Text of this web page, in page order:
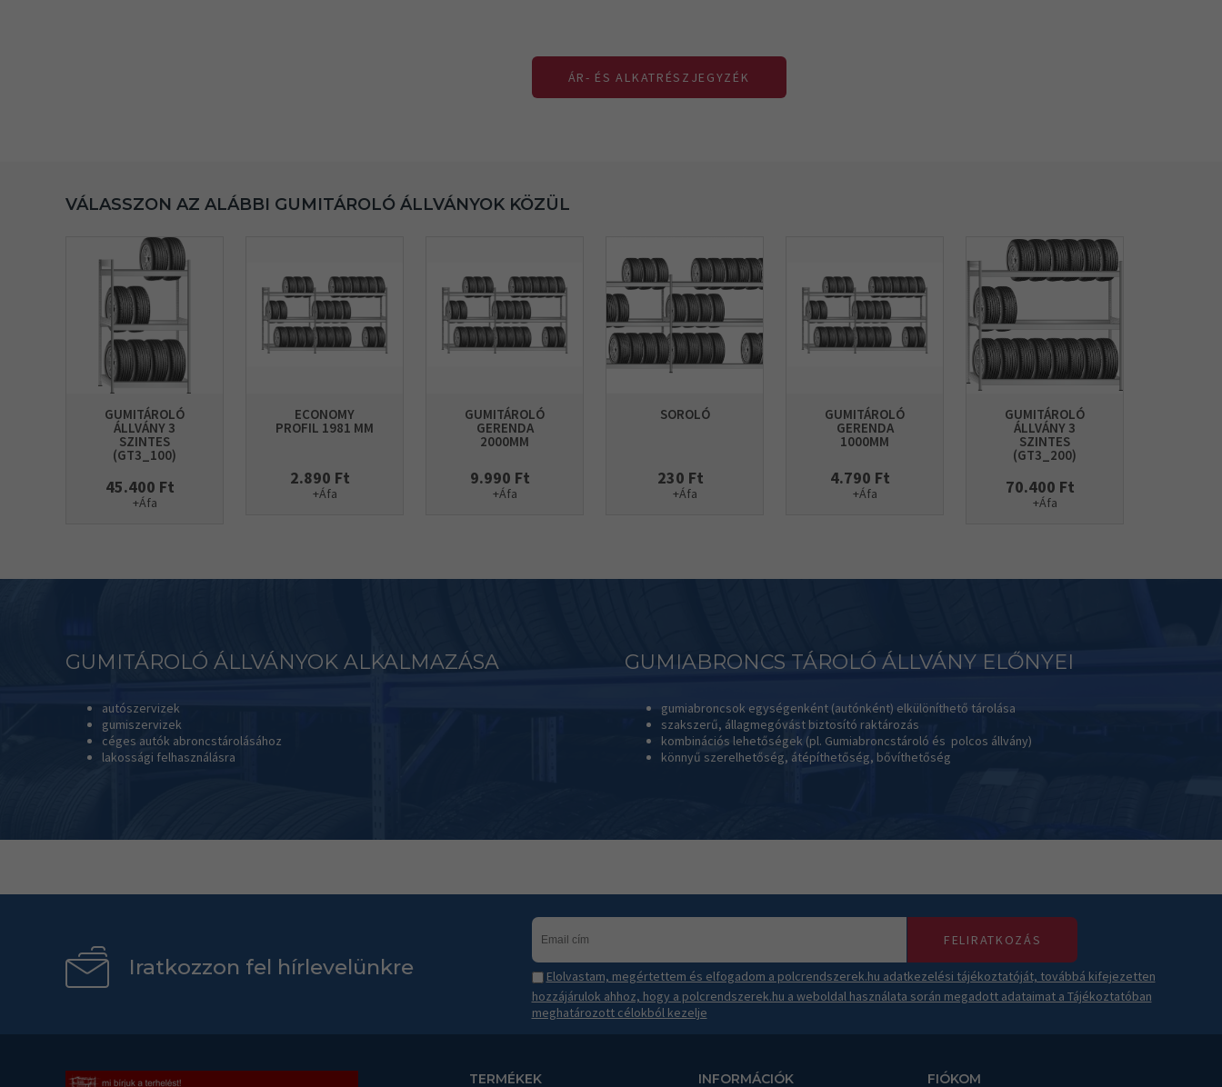
ÁR- ÉS ALKATRÉSZJEGYZÉK
VÁLASSZON AZ ALÁBBI GUMITÁROLÓ ÁLLVÁNYOK KÖZÜL
GUMITÁROLÓ
ÁLLVÁNY 3
SZINTES
(GT3_100)
45.400 Ft
+Áfa
ECONOMY
PROFIL 1981 MM
2.890 Ft
+Áfa
GUMITÁROLÓ
GERENDA
2000MM
9.990 Ft
+Áfa
SOROLÓ
230 Ft
+Áfa
GUMITÁROLÓ
GERENDA
1000MM
4.790 Ft
+Áfa
GUMITÁROLÓ
ÁLLVÁNY 3
SZINTES
(GT3_200)
70.400 Ft
+Áfa
GUMITÁROLÓ ÁLLVÁNYOK ALKALMAZÁSA
autószervizek
gumiszervizek
céges autók abroncstárolásához
lakossági felhasználásra
GUMIABRONCS TÁROLÓ ÁLLVÁNY ELŐNYEI
gumiabroncsok egységenként (autónként) elkülöníthető tárolása
szakszerű, állagmegóvást biztosító raktározás
kombinációs lehetőségek (pl. Gumiabroncstároló és polcos állvány)
könnyű szerelhetőség, átépíthetőség, bővíthetőség
Iratkozzon fel hírlevelünkre
FELIRATKOZÁS
Elolvastam, megértettem és elfogadom a polcrendszerek.hu adatkezelési tájékoztatóját, továbbá kifejezetten
hozzájárulok ahhoz, hogy a polcrendszerek.hu a weboldal használata során megadott adataimat a Tájékoztatóban
meghatározott célokból kezelje
TERMÉKEK INFORMÁCIÓK FIÓKOM